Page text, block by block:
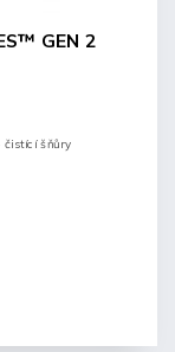
GEN 2
šňůry